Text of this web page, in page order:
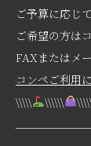
ご予算に応じ
ご希望の方は
FAXまたはメ
コンペご利用
\\\\\
\\\\\\